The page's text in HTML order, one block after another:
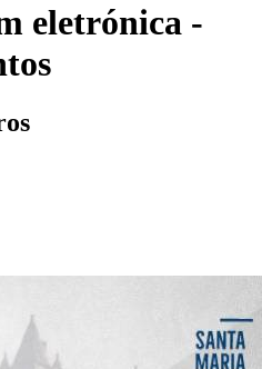
eletrónica -